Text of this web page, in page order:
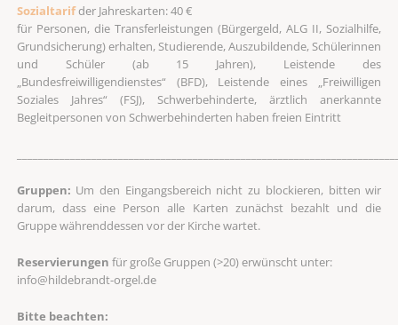
Sozialtarifder Jahreskarten: 40 €
für Personen, die Transferleistungen (Bürgergeld, ALG II, Sozialhilfe,
Grundsicherung) erhalten, Studierende, Auszubildende, Schülerinnen
und Schüler (ab 15 Jahren), Leistende des
„Bundesfreiwilligendienstes“ (BFD), Leistende eines „Freiwilligen
Soziales Jahres“ (FSJ), Schwerbehinderte, ärztlich anerkannte
Begleitpersonen von Schwerbehinderten haben freien Eintritt
Gruppen: Um den Eingangsbereich nicht zu blockieren, bitten wir
darum, dass eine Person alle Karten zunächst bezahlt und die
Gruppe währenddessen vor der Kirche wartet.
Reservierungen für große Gruppen (>20) erwünscht unter:
info@hildebrandt-orgel.de
Bitte beachten: